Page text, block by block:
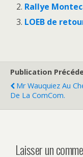
Rallye
LOEB de
Publication
Mr Wauquiez Au
De La ComCom.
Laisser un